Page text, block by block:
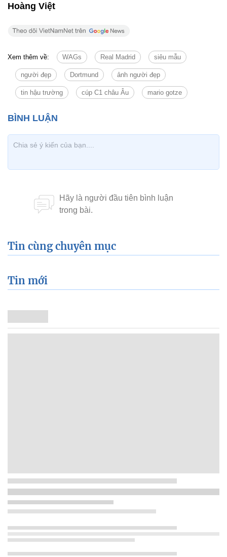
Hoàng Việt
Xem thêm về: WAGs Real Madrid siêu mẫu
người đẹp Dortmund ảnh người đẹp
tin hậu trường cúp C1 châu Âu mario gotze
Tin cùng chuyên mục
Tin mới